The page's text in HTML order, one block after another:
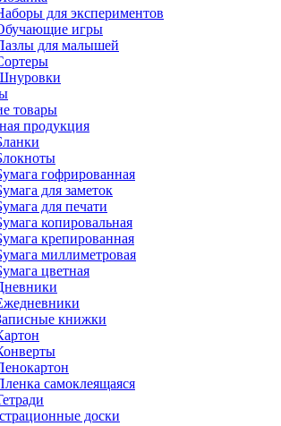
для экспериментов
игры
для малышей
товары
продукция
гофрированная
для заметок
для печати
копировальная
крепированная
миллиметровая
цветная
книжки
самоклеящаяся
доски